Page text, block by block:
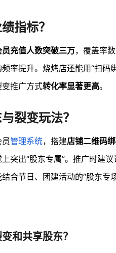
指标？
员充值人数突破三万，覆盖率
率提升。烧烤店还能用“扫码
推广方式转化率显著更高。
裂变玩法？
管理系统，搭建店铺二维码
突出“股东专属”。推广时建议
合节日、团建活动的“股东专
和共享股东？